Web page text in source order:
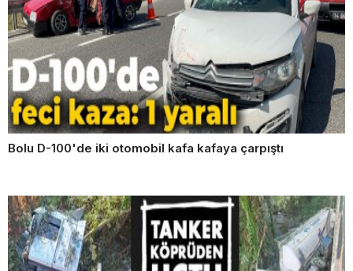
Bolu D-100'de iki otomobil kafa kafaya çarpıştı